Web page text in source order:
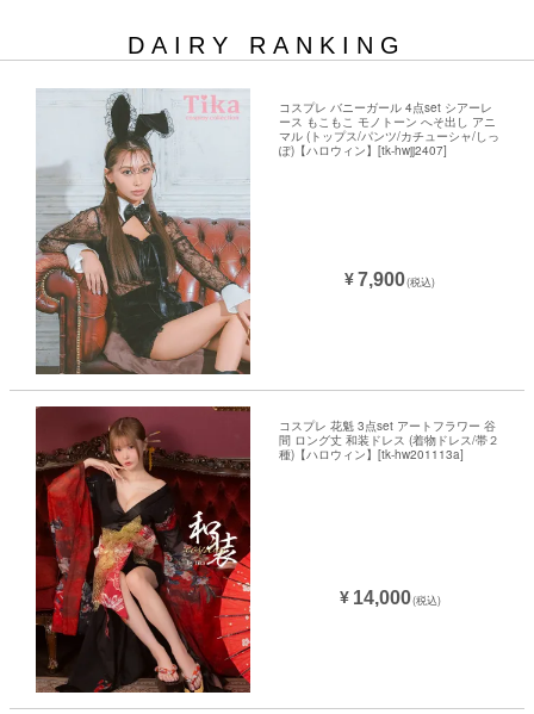
DAIRY RANKING
コスプレ バニーガール 4点set シアーレ
ース もこもこ モノトーン へそ出し アニ
マル (トップス/パンツ/カチューシャ/しっ
ぽ)【ハロウィン】[tk-hwjj2407]
¥ 7,900(税込)
コスプレ 花魁 3点set アートフラワー 谷
間 ロング丈 和装ドレス (着物ドレス/帯２
種)【ハロウィン】[tk-hw201113a]
¥ 14,000(税込)